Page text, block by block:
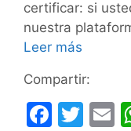
certificar: si
nuestra
Leer más
Compartir:
F
T
E